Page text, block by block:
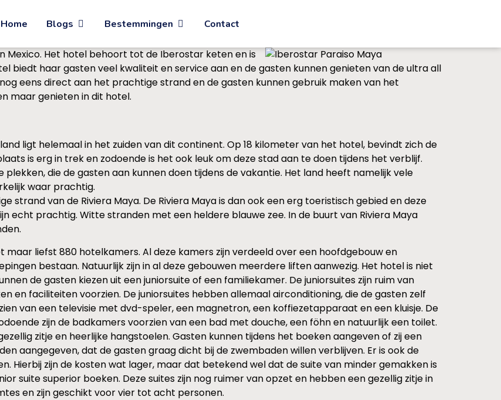
Home Blogs Bestemmingen Contact
Mexico. Het hotel behoort tot de Iberostar keten en is
biedt haar gasten veel kwaliteit en service aan en de gasten kunnen genieten van de ultra all
eens direct aan het prachtige strand en de gasten kunnen gebruik maken van het
maar genieten in dit hotel.
ligt helemaal in het zuiden van dit continent. Op 18 kilometer van het hotel, bevindt zich de
is erg in trek en zodoende is het ook leuk om deze stad aan te doen tijdens het verblijf.
die de gasten aan kunnen doen tijdens de vakantie. Het land heeft namelijk vele
waar prachtig.
strand van de Riviera Maya. De Riviera Maya is dan ook een erg toeristisch gebied en deze
echt prachtig. Witte stranden met een heldere blauwe zee. In de buurt van Riviera Maya
liefst 880 hotelkamers. Al deze kamers zijn verdeeld over een hoofdgebouw en
bestaan. Natuurlijk zijn in al deze gebouwen meerdere liften aanwezig. Het hotel is niet
de gasten kiezen uit een juniorsuite of een familiekamer. De juniorsuites zijn ruim van
en faciliteiten voorzien. De juniorsuites hebben allemaal airconditioning, die de gasten zelf
van een televisie met dvd-speler, een magnetron, een koffiezetapparaat en een kluisje. De
zijn de badkamers voorzien van een bad met douche, een föhn en natuurlijk een toilet.
zitje en heerlijke hangstoelen. Gasten kunnen tijdens het boeken aangeven of zij een
aangegeven, dat de gasten graag dicht bij de zwembaden willen verblijven. Er is ook de
Hierbij zijn de kosten wat lager, maar dat betekend wel dat de suite van minder gemakken is
suite superior boeken. Deze suites zijn nog ruimer van opzet en hebben een gezellig zitje in
en zijn geschikt voor vier tot acht personen.